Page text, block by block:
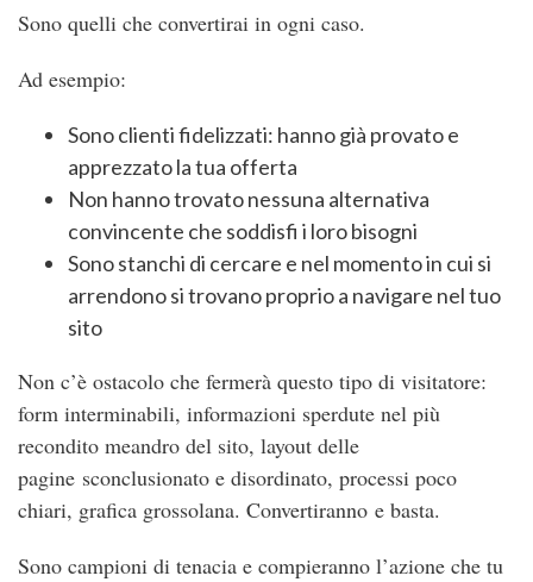
Sono quelli che convertirai in ogni caso.
Ad esempio:
Sono clienti fidelizzati: hanno già provato e
apprezzato la tua offerta
Non hanno trovato nessuna alternativa
convincente che soddisfi i loro bisogni
Sono stanchi di cercare e nel momento in cui si
arrendono si trovano proprio a navigare nel tuo
sito
Non c’è ostacolo che fermerà questo tipo di visitatore:
form interminabili, informazioni sperdute nel più
recondito meandro del sito, layout delle
pagine sconclusionato e disordinato, processi poco
chiari, grafica grossolana. Convertiranno e basta.
Sono campioni di tenacia e compieranno l’azione che tu